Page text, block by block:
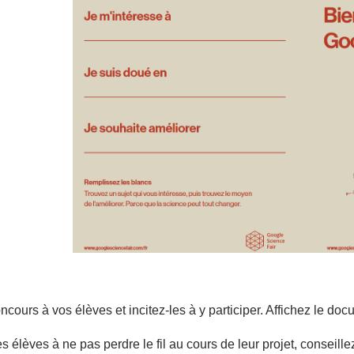
à vos élèves et incitez-les à y participer. Affichez le
élèves à ne pas perdre le fil au cours de leur projet,